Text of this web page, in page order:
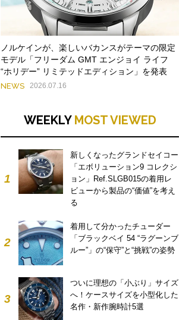
ノルケインが、楽しいバカンスがテーマの限定
モデル「フリーダム GMT エンジョイ ライフ
“ホリデー” リミテッドエディション」を発表
NEWS 2026.07.16
WEEKLY MOST VIEWED
1
新しくなったグランドセイコー
「エボリューション9 コレクシ
ョン」Ref.SLGB015の着用レ
ビューから製品の“価値”を考え
る
2
着用して分かったチューダー
「ブラックベイ 54 “ラグーンブ
ルー”」の“保守”と“挑戦”の姿勢
3
ついに理想の「小ぶり」サイズ
へ！ケースサイズを小型化した
名作・新作腕時計5選